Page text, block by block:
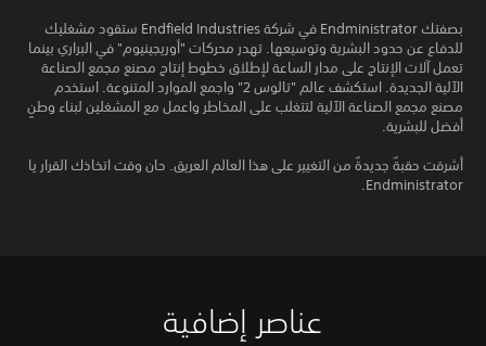
بصفتك Endministrator في شركة Endfield Industries ستقود مشغليك
للدفاع عن حدود البشرية وتوسيعها. تهدر محركات "أوريجينيوم" في البراري بينما
تعمل آلات الإنتاج على مدار الساعة لإطلاق خطوط إنتاج مصنع مجمع الصناعة
الآلية الجديدة. استكشف عالم "تالوس 2" واجمع الموارد المتنوعة. استخدم
مصنع مجمع الصناعة الآلية لتتغلب على المخاطر واعمل مع المشغلين لبناء وطنٍ
أفضل للبشرية.
أشرقت حقبةٌ جديدةٌ من التغيير على هذا العالم العريق. حان وقت اتخاذك القرار يا
Endministrator.
عناصر إضافية